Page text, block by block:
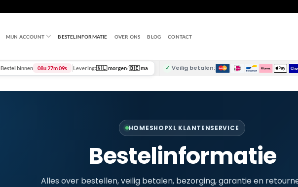
MIJN ACCOUNT BESTELINFORMATIE OVER ONS BLOG CONTACT
Bestel binnen 08u 27m 08s Levering:🇳🇱 morgen/🇧🇪 ma ✓ Veilig betalen:
HOMESHOPXL KLANTENSERVICE
Bestelinformatie
Alles over bestellen, veilig betalen, bezorging, garantie en